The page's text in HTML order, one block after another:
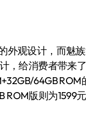
观设计，而魅
，给消费者带来
64GB ROM
ROM版则为1599